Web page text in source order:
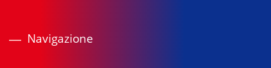
Navigazione